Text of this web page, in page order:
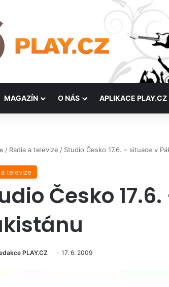
MAGAZÍN O NÁS APLIKACE PLAY.CZ
/ Radia a televize / Studio Česko 17.6. – situace v
a televize
Česko
PLAY.CZ 17. 6. 2009